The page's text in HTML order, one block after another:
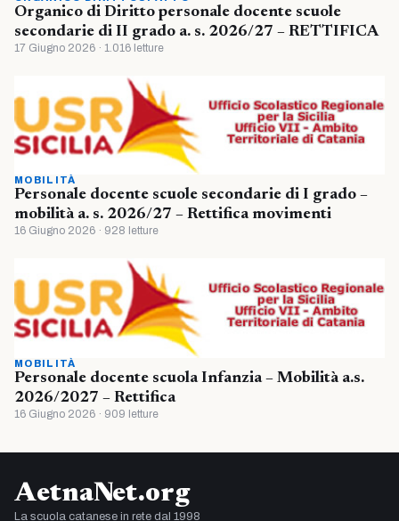
Organico di Diritto personale docente scuole
secondarie di II grado a. s. 2026/27 – RETTIFICA
17 Giugno 2026 · 1.016 letture
MOBILITÀ
Personale docente scuole secondarie di I grado –
mobilità a. s. 2026/27 – Rettifica movimenti
16 Giugno 2026 · 928 letture
MOBILITÀ
Personale docente scuola Infanzia – Mobilità a.s.
2026/2027 – Rettifica
16 Giugno 2026 · 909 letture
AetnaNet.org
La scuola catanese in rete dal 1998